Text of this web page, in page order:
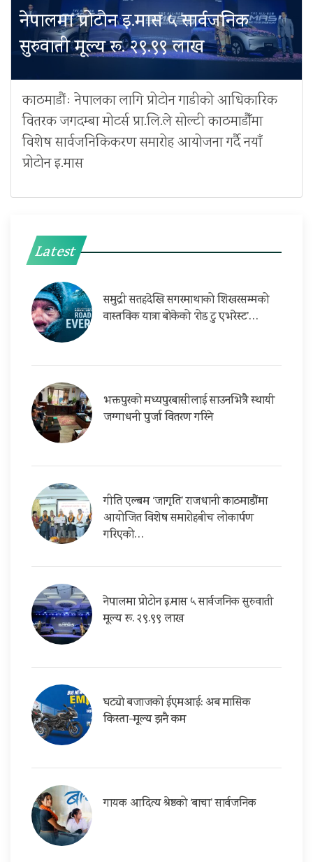
नेपालमा प्रोटोन इ.मास ५ सार्वजनिक
सुरुवाती मूल्य रू. २९.९९ लाख
काठमाडौंः नेपालका लागि प्रोटोन गाडीको आधिकारिक
वितरक जगदम्बा मोटर्स प्रा.लि.ले सोल्टी काठमाडौँमा
विशेष सार्वजनिकिकरण समारोह आयोजना गर्दै नयाँ
प्रोटोन इ.मास
Latest
समुद्री सतहदेखि सगरमाथाको शिखरसम्मको
वास्तविक यात्रा बोकेको ‘रोड टु एभरेस्ट’…
भक्तपुरको मध्यपुरबासीलाई साउनभित्रै स्थायी
जग्गाधनी पुर्जा वितरण गरिने
गीति एल्बम ‘जागृति’ राजधानी काठमाडौंमा
आयोजित विशेष समारोहबीच लोकार्पण
गरिएको…
नेपालमा प्रोटोन इ.मास ५ सार्वजनिक सुरुवाती
मूल्य रू. २९.९९ लाख
घट्यो बजाजको ईएमआई: अब मासिक
किस्ता-मूल्य झनै कम
गायक आदित्य श्रेष्ठको ‘बाचा’ सार्वजनिक